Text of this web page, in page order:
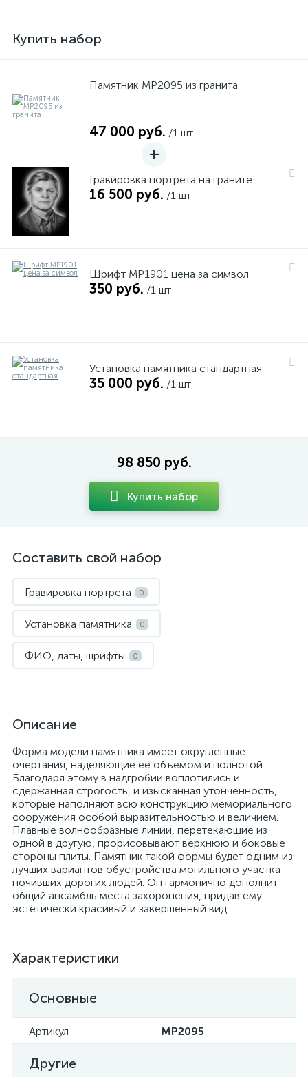
Купить набор
Памятник MP2095 из гранита
47 000 руб. /1 шт
Гравировка портрета на граните
16 500 руб. /1 шт
Шрифт MP1901 цена за символ
350 руб. /1 шт
Установка памятника стандартная
35 000 руб. /1 шт
98 850 руб.
Купить набор
Составить свой набор
Гравировка портрета 0
Установка памятника 0
ФИО, даты, шрифты 0
Описание
Форма модели памятника имеет округленные
очертания, наделяющие ее объемом и полнотой.
Благодаря этому в надгробии воплотились и
сдержанная строгость, и изысканная утонченность,
которые наполняют всю конструкцию мемориального
сооружения особой выразительностью и величием.
Плавные волнообразные линии, перетекающие из
одной в другую, прорисовывают верхнюю и боковые
стороны плиты. Памятник такой формы будет одним из
лучших вариантов обустройства могильного участка
почивших дорогих людей. Он гармонично дополнит
общий ансамбль места захоронения, придав ему
эстетически красивый и завершенный вид.
Характеристики
Основные
Артикул MP2095
Другие